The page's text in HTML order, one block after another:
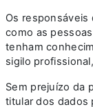
Os
como as
tenham
sigilo
Sem prejuízo da
titular dos dados